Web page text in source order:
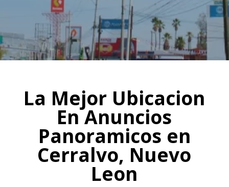
La Mejor Ubicacion
En Anuncios
Panoramicos en
Cerralvo, Nuevo
Leon